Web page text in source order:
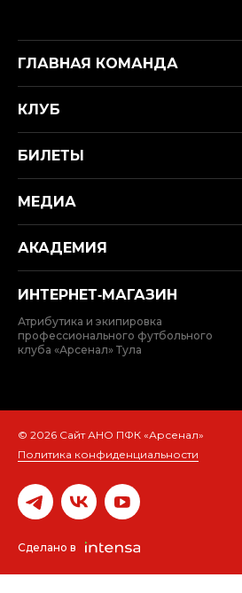
ГЛАВНАЯ КОМАНДА
КЛУБ
БИЛЕТЫ
МЕДИА
АКАДЕМИЯ
ИНТЕРНЕТ‑МАГАЗИН
Атрибутика и экипировка
профессионального футбольного
клуба «Арсенал» Тула
© 2026 Сайт АНО ПФК «Арсенал»
Политика конфиденциальности
Сделано в